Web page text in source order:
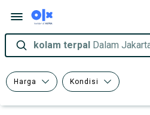
kolam terpal Dalam
Harga Kondisi